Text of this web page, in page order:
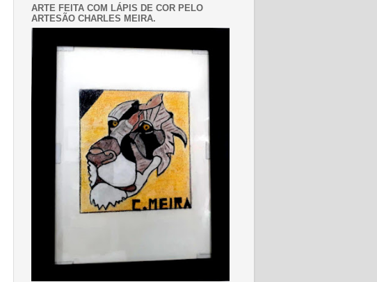
ARTE FEITA COM LÁPIS DE COR PELO
ARTESÃO CHARLES MEIRA.